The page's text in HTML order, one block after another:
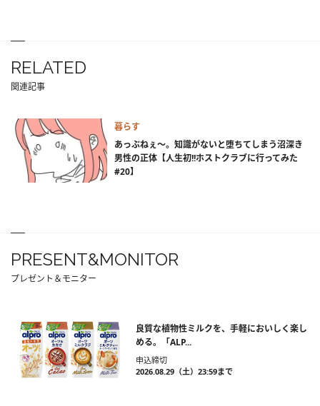
RELATED
関連記事
暮らす
あっぶねぇ～。知識がないと堕ちてしまう沼深き
男性の正体【人生初!!ホストクラブに行ってみた
#20】
PRESENT&MONITOR
プレゼント＆モニター
良質な植物性ミルクを、手軽においしく楽し
める。「ALP...
申込締切
2026.08.29（土）23:59まで